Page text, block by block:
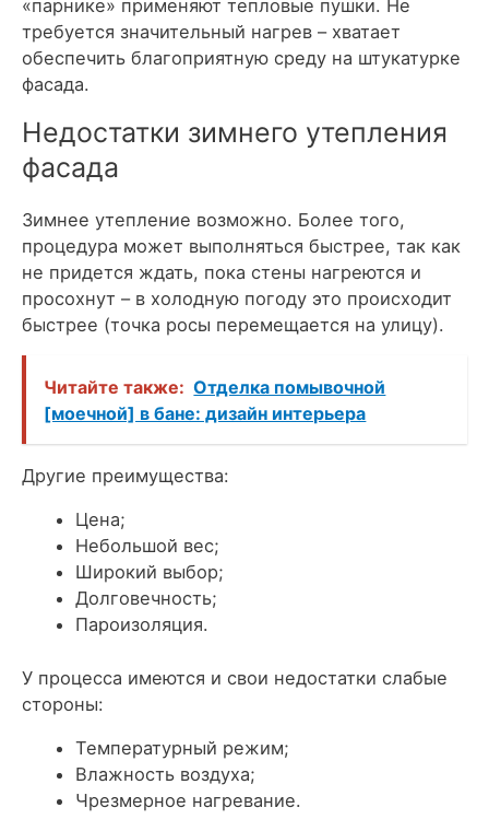
«парнике» применяют тепловые пушки. Не
требуется значительный нагрев – хватает
обеспечить благоприятную среду на штукатурке
фасада.
Недостатки зимнего утепления
фасада
Зимнее утепление возможно. Более того,
процедура может выполняться быстрее, так как
не придется ждать, пока стены нагреются и
просохнут – в холодную погоду это происходит
быстрее (точка росы перемещается на улицу).
Читайте также: Отделка помывочной
[моечной] в бане: дизайн интерьера
Другие преимущества:
Цена;
Небольшой вес;
Широкий выбор;
Долговечность;
Пароизоляция.
У процесса имеются и свои недостатки слабые
стороны:
Температурный режим;
Влажность воздуха;
Чрезмерное нагревание.